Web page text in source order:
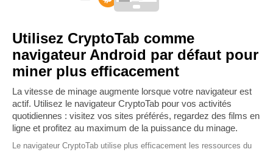
Utilisez CryptoTab comme
navigateur Android par défaut pour
miner plus efficacement
La vitesse de minage augmente lorsque votre navigateur est
actif. Utilisez le navigateur CryptoTab pour vos activités
quotidiennes : visitez vos sites préférés, regardez des films en
ligne et profitez au maximum de la puissance du minage.
Le navigateur CryptoTab utilise plus efficacement les ressources du